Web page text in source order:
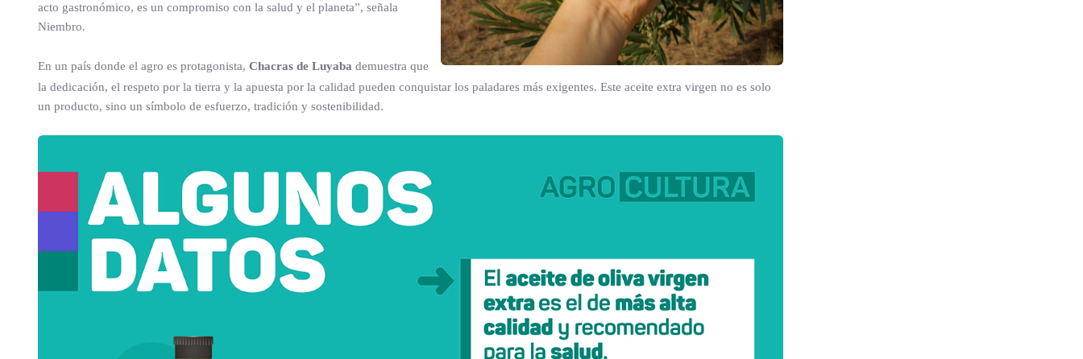
acto gastronómico, es un compromiso con la salud y el planeta”, señala
Niembro.
En un país donde el agro es protagonista, Chacras de Luyaba demuestra que
la dedicación, el respeto por la tierra y la apuesta por la calidad pueden conquistar los paladares más exigentes. Este aceite extra virgen no es solo
un producto, sino un símbolo de esfuerzo, tradición y sostenibilidad.